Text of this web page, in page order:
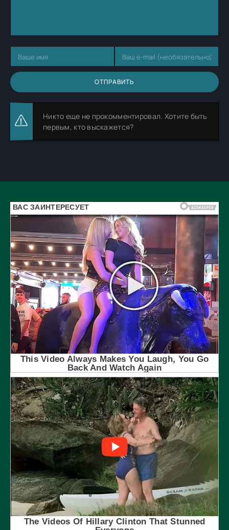
ОТПРАВИТЬ
Никто еще не прокомментировал. Хотите быть
первым, кто выскажется?